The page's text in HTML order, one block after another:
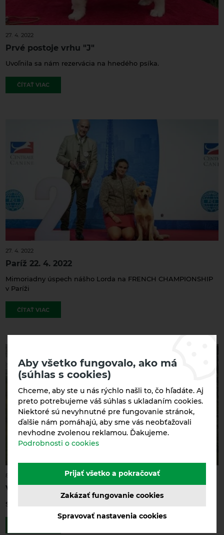
27. 4. 2022
Prvé postoje vrhu "J"
Uvoľnila sa nám rezervácia na hnedého psíka.
ČÍTAŤ VIAC
27. 4. 2022
Paríž 22. 4. 2022
Mimoriadny úspech nášho Lorda na FRENCH CHAMPIONSHIP
v Paríži
ČÍTAŤ VIAC
8. 4. 2022
Výstava Nitra 1 - 3. 4. 2022
Slovak Junior Show + SPRINGDUONITRA CACIB
Aby všetko fungovalo, ako má
(súhlas s cookies)
Chceme, aby ste u nás rýchlo našli to, čo hľadáte. Aj
preto potrebujeme váš súhlas s ukladaním cookies.
Niektoré sú nevyhnutné pre fungovanie stránok,
ďalšie nám pomáhajú, aby sme vás neobťažovali
nevhodne zvolenou reklamou. Ďakujeme.
Podrobnosti o cookies
Zakázať fungovanie cookies
Prijať všetko a pokračovať
Spravovať nastavenia cookies